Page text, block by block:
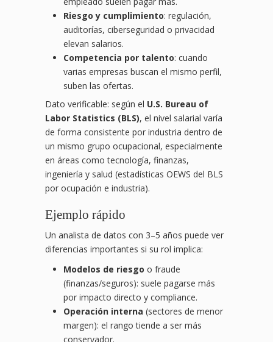
Riesgo y cumplimiento: regulación,
auditorías, ciberseguridad o privacidad
elevan salarios.
Competencia por talento: cuando
varias empresas buscan el mismo perfil,
suben las ofertas.
Dato verificable: según el U.S. Bureau of
Labor Statistics (BLS), el nivel salarial varía
de forma consistente por industria dentro de
un mismo grupo ocupacional, especialmente
en áreas como tecnología, finanzas,
ingeniería y salud (estadísticas OEWS del BLS
por ocupación e industria).
Ejemplo rápido
Un analista de datos con 3–5 años puede ver
diferencias importantes si su rol implica:
Modelos de riesgo o fraude
(finanzas/seguros): suele pagarse más
por impacto directo y compliance.
Operación interna (sectores de menor
margen): el rango tiende a ser más
conservador.